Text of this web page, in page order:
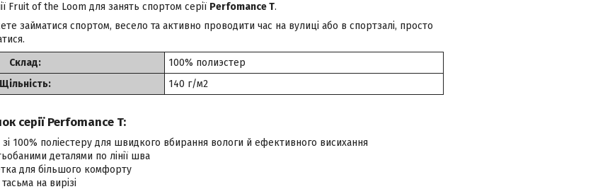
Fruit of the Loom для занять спортом серії Perfomance T.
займатися спортом, весело та активно проводити час на вулиці або в спортзалі, просто
Склад:
100% полиэстер
Щільність:
140 г/м2
серії Perfomance T:
100% поліестеру для швидкого вбирання вологи й ефективного висихання
деталями по лінії шва
для більшого комфорту
на вирізі